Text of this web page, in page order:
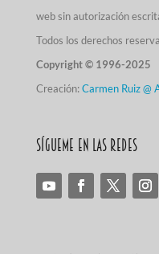
web sin autorización
Todos los derechos
Copyright © 1996-2025
Creación:Carmen Ruiz @
Sígueme en las redes